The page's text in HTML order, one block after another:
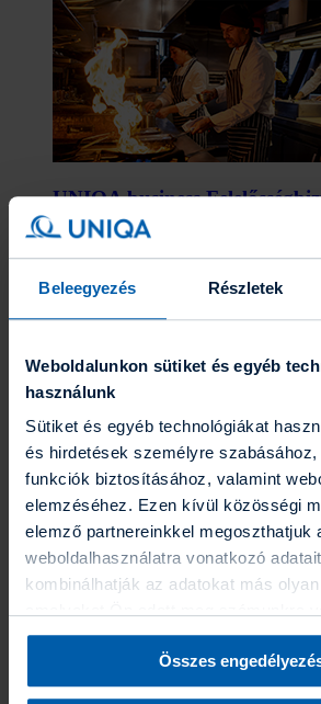
Beleegyezés Részletek
Weboldalunkon sütiket és egyéb
használunk
Sütiket és egyéb technológiákat
és hirdetések személyre
funkciók biztosításához, valamint
elemzéséhez. Ezen kívül közösségi
elemző partnereinkkel megoszthatjuk
weboldalhasználatra vonatkozó
kombinálhatják az adatokat más
használt más szolgáltatásokból
megjelenítése” gombra kattintva
hogy milyen alkalmazásokat szeretne
Összes
UNIQA business
Anyagi védelem vállalkozásoknak,
díjkalkulációval.
Befektetések
Befektetések
Grafikonrajzoló
Portfólió varázsló
Befektetési hírlevél
Fenntarthatóság
Az UNIQA-ról
Az UNIQA-ról
Hírek
Üzleti jelentések
Karrier
Gyakornoki program
Blog
Energetikai szakreferensi jelentés
Együttműködő partnereink
ESG törekvéseink
Kapcsolat
Kapcsolat
Elérhetőségek
Sajtókapcsolat